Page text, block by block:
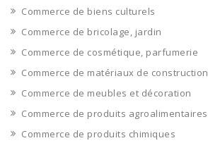
Commerce de biens culturels
Commerce de bricolage, jardin
Commerce de cosmétique, parfumerie
Commerce de matériaux de construction
Commerce de meubles et décoration
Commerce de produits agroalimentaires
Commerce de produits chimiques